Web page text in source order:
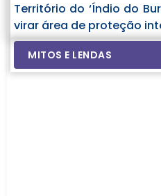
Território do ‘Índio do
virar área de proteção
MITOS E LENDAS